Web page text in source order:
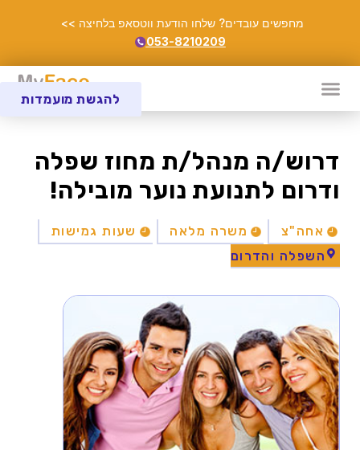
מחפשים עובדים? שלחו הודעת ווטסאפ בלחיצה >>
053-8210209
דרוש/ה מנהל/ת מחוז שפלה
ודרום לתנועת נוער מובילה!
אחה"צ משרה מלאה
שעות גמישות
השפלה והדרום
להגשת מועמדות